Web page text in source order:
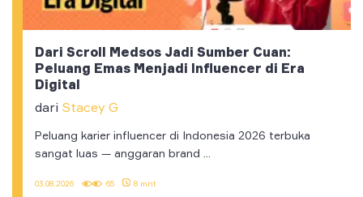
Dari Scroll Medsos Jadi Sumber Cuan:
Peluang Emas Menjadi Influencer di Era
Digital
dari Stacey G
Peluang karier influencer di Indonesia 2026 terbuka
sangat luas — anggaran brand ...
03.08.2026 65 8 mnt